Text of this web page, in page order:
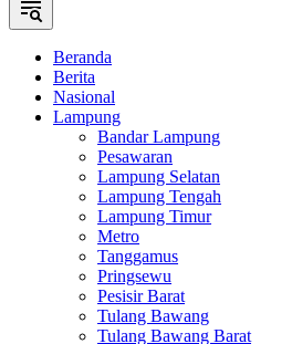
Beranda
Berita
Nasional
Lampung
Bandar Lampung
Pesawaran
Lampung Selatan
Lampung Tengah
Lampung Timur
Metro
Tanggamus
Pringsewu
Pesisir Barat
Tulang Bawang
Tulang Bawang Barat